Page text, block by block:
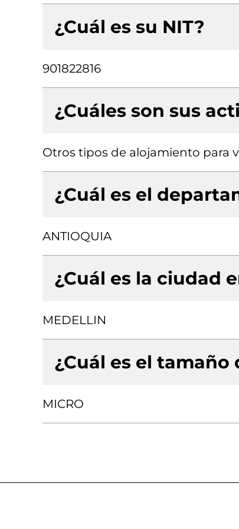
¿Cuál es su NIT?
901822816
¿Cuáles son sus
Otros tipos de alojamiento para
¿Cuál es el
ANTIOQUIA
¿Cuál es la ciudad
MEDELLIN
¿Cuál es el tamaño
MICRO